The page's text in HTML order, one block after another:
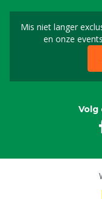
Mis niet langer
en onze
Volg